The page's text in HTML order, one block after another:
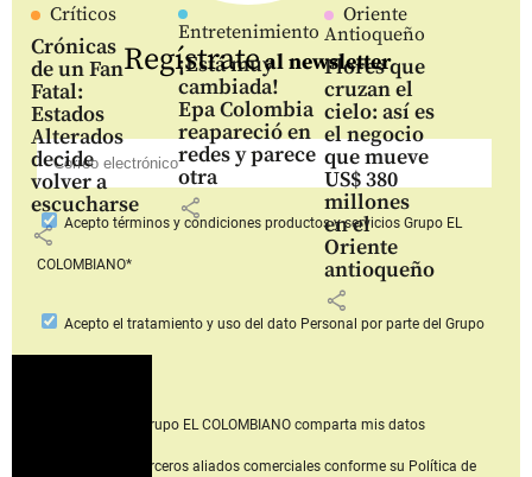
Críticos
Crónicas
de un Fan
Fatal:
Estados
Alterados
decide
volver a
escucharse
share
Entretenimiento
¡Está muy
cambiada!
Epa Colombia
reapareció en
redes y parece
otra
share
Oriente
Antioqueño
Flores que
cruzan el
cielo: así es
el negocio
que mueve
US$ 380
millones
en el
Oriente
antioqueño
share
Regístrateal newsletter
Aceptotérminos y condiciones productos y serviciosGrupo EL
COLOMBIANO*
Acepto el tratamiento y uso del dato Personal por parte del Grupo
Acepto que Grupo EL COLOMBIANOcomparta mis datos
personales con terceros aliados comerciales conforme su Política de